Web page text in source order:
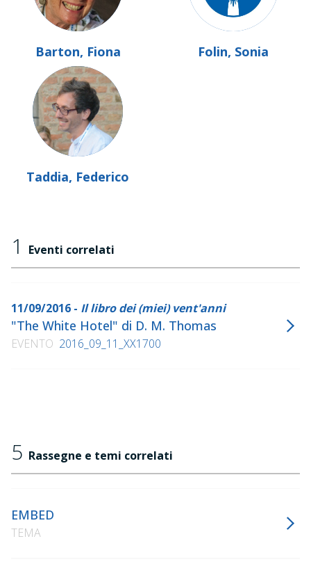
Barton, Fiona Folin, Sonia
Taddia, Federico
1 Eventi correlati
11/09/2016 - Il libro dei (miei) vent'anni
"The White Hotel" di D. M. Thomas
EVENTO 2016_09_11_XX1700
5 Rassegne e temi correlati
EMBED
TEMA